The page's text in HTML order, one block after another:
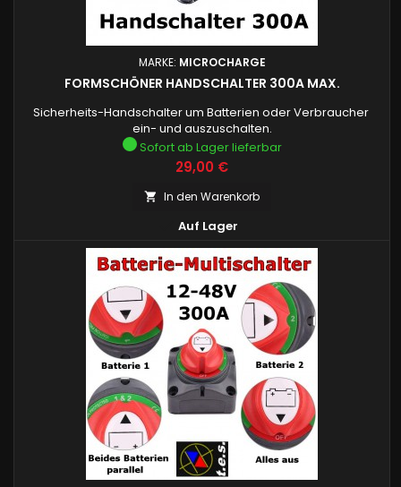
MARKE: MICROCHARGE
FORMSCHÖNER HANDSCHALTER 300A MAX.
Sicherheits-Handschalter um Batterien oder Verbraucher
ein- und auszuschalten.
Sofort ab Lager lieferbar
Preis
29,00 €
 In den Warenkorb
Auf Lager